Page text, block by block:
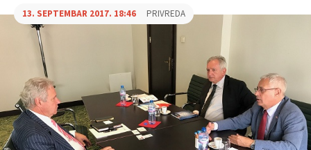
13. SEPTEMBAR 2017. 18:46 PRIVREDA